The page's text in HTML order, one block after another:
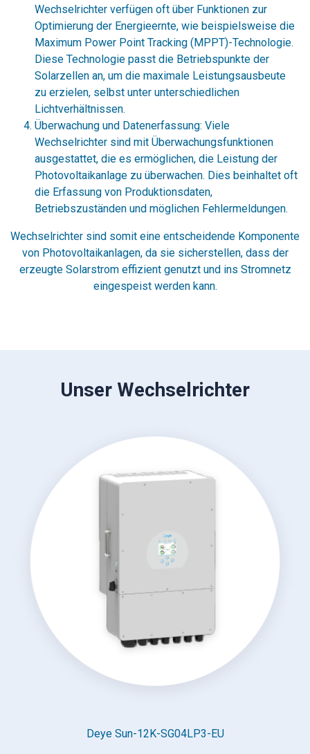
Wechselrichter verfügen oft über Funktionen zur
Optimierung der Energieernte, wie beispielsweise die
Maximum Power Point Tracking (MPPT)-Technologie.
Diese Technologie passt die Betriebspunkte der
Solarzellen an, um die maximale Leistungsausbeute
zu erzielen, selbst unter unterschiedlichen
Lichtverhältnissen.
Überwachung und Datenerfassung: Viele
Wechselrichter sind mit Überwachungsfunktionen
ausgestattet, die es ermöglichen, die Leistung der
Photovoltaikanlage zu überwachen. Dies beinhaltet oft
die Erfassung von Produktionsdaten,
Betriebszuständen und möglichen Fehlermeldungen.
Wechselrichter sind somit eine entscheidende Komponente
von Photovoltaikanlagen, da sie sicherstellen, dass der
erzeugte Solarstrom effizient genutzt und ins Stromnetz
eingespeist werden kann.
Unser Wechselrichter
Deye Sun-12K-SG04LP3-EU